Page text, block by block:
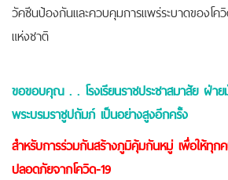
วัคซีนป้องกันและควบคุมการแพร่ระบาดของโค
แห่งชาติ
ขอขอบคุณ . . โรงเรียนราชประชาสมาสัย ฝ่า
พระบรมราชูปถัมภ์ เป็นอย่างสูงอีกครั้ง
สำหรับการร่วมกันสร้างภูมิคุ้มกันหมู่ เพื่อให้ทุ
ปลอดภัยจากโควิด-19